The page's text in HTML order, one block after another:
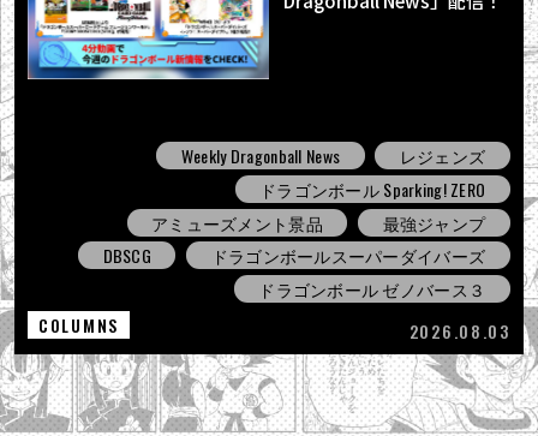
Weekly Dragonball News
レジェンズ
ドラゴンボール Sparking! ZERO
アミューズメント景品
最強ジャンプ
DBSCG
ドラゴンボールスーパーダイバーズ
ドラゴンボール ゼノバース３
COLUMNS
2026.08.03